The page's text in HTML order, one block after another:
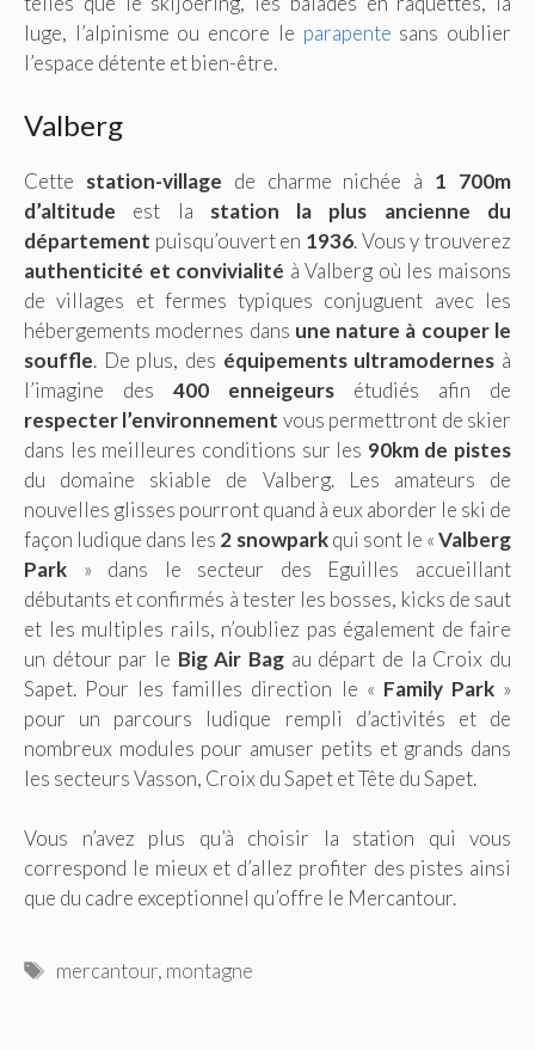
luge, l’alpinisme ou encore le parapente sans oublier
l’espace détente et bien-être.
Valberg
Cette station-village de charme nichée à 1 700m
d’altitude est la station la plus ancienne du
département puisqu’ouvert en 1936. Vous y trouverez
authenticité et convivialité à Valberg où les maisons
de villages et fermes typiques conjuguent avec les
hébergements modernes dans une nature à couper le
souffle. De plus, des équipements ultramodernes à
l’imagine des 400 enneigeurs étudiés afin de
respecter l’environnement vous permettront de skier
dans les meilleures conditions sur les 90km de pistes
du domaine skiable de Valberg. Les amateurs de
nouvelles glisses pourront quand à eux aborder le ski de
façon ludique dans les 2 snowparkqui sont le «Valberg
Park » dans le secteur des Eguilles accueillant
débutants et confirmés à tester les bosses, kicks de saut
et les multiples rails, n’oubliez pas également de faire
un détour par le Big Air Bag au départ de la Croix du
Sapet. Pour les familles direction le « Family Park»
pour un parcours ludique rempli d’activités et de
nombreux modules pour amuser petits et grands dans
les secteurs Vasson, Croix du Sapet et Tête du Sapet.
Vous n’avez plus qu’à choisir la station qui vous
correspond le mieux et d’allez profiter des pistes ainsi
que du cadre exceptionnel qu’offre le Mercantour.
Étiquettes
mercantour, montagne